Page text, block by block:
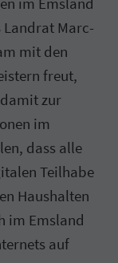
Landrat Marc-
mit den
freut,
zur
im
dass alle
Teilhabe
Haushalten
im Emsland
auf